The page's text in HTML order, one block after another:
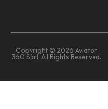
Copyright © 2026 Aviator
360 Sàrl. All Rights Reserved.